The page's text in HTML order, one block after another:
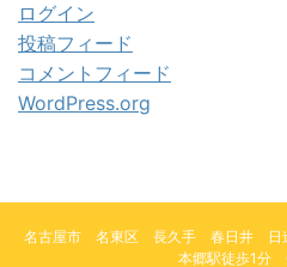
ログイン
投稿フィード
コメントフィード
WordPress.org
名古屋市 名東区 長久手 春日
本郷駅徒歩1